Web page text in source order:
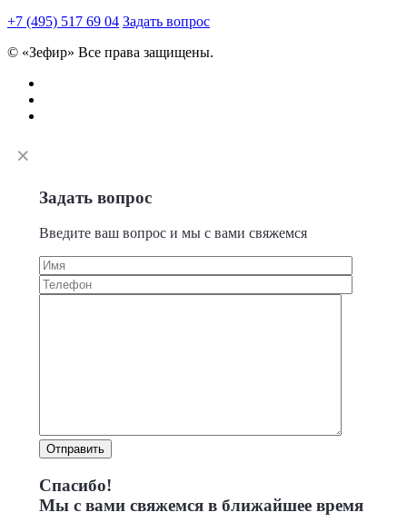
+7 (495) 517 69 04 Задать вопрос
© «Зефир» Все права защищены.
Задать вопрос
Введите ваш вопрос и мы с вами свяжемся
Отправить
Спасибо!
Мы с вами свяжемся в ближайшее время